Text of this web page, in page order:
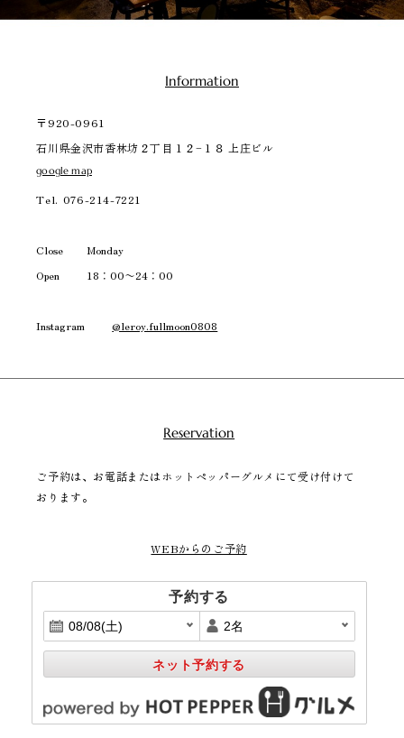
Information
〒920-0961
石川県金沢市香林坊２丁目１２−１８ 上庄ビル
google map
Tel. 076-214-7221
Close
Monday
Open
18：00〜24：00
Instagram @leroy.fullmoon0808
Reservation
ご予約は、お電話またはホットペッパーグルメにて受け付けて
おります。
WEBからのご予約
予約する
ネット予約する